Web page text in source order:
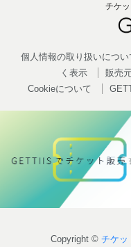
チケ
個人情報の取り扱いについ
く表示
販売
Cookieについて
Copyright © チケッ